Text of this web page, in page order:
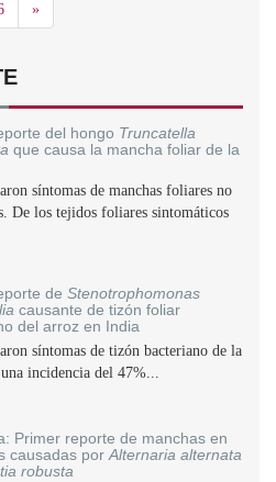
»Siguiente
del hongo Truncatella
que causa la mancha foliar de la
síntomas de manchas foliares no
De los tejidos foliares sintomáticos
de Stenotrophomonas
causante de tizón foliar
del arroz en India
síntomas de tizón bacteriano de la
incidencia del 47%...
Primer reporte de manchas en
causadas por Alternaria alternata
robusta